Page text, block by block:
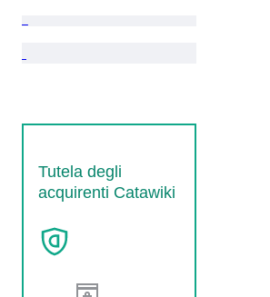
Tutela degli
acquirenti Catawiki